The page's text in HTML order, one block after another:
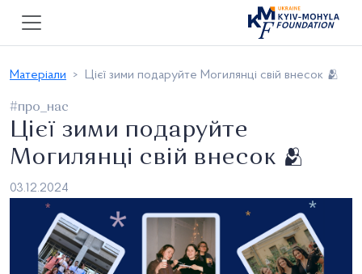
Матеріали Цієї зими подаруйте Могилянці свій внесок 🫂
#про_нас
Цієї зими подаруйте
Могилянці свій внесок 🫂
03.12.2024